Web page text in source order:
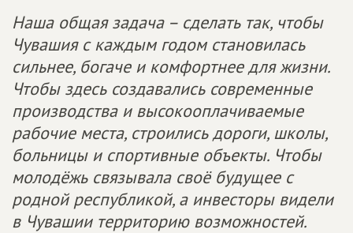
Наша общая задача – сделать так, чтобы
Чувашия с каждым годом становилась
сильнее, богаче и комфортнее для жизни.
Чтобы здесь создавались современные
производства и высокооплачиваемые
рабочие места, строились дороги, школы,
больницы и спортивные объекты. Чтобы
молодёжь связывала своё будущее с
родной республикой, а инвесторы видели
в Чувашии территорию возможностей.